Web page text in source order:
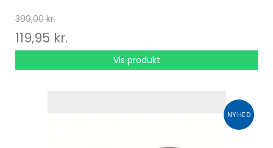
399,00 kr.
119,95 kr.
Vis produkt
NYHED